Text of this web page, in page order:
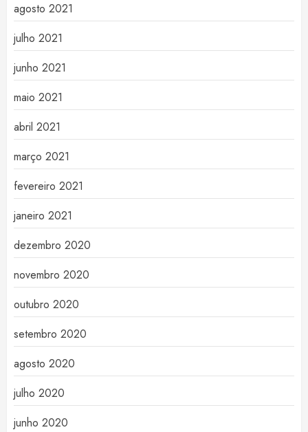
agosto 2021
julho 2021
junho 2021
maio 2021
abril 2021
março 2021
fevereiro 2021
janeiro 2021
dezembro 2020
novembro 2020
outubro 2020
setembro 2020
agosto 2020
julho 2020
junho 2020